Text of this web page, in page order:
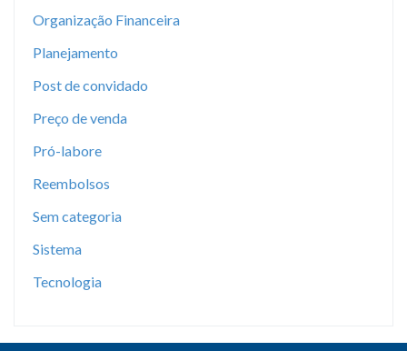
Organização Financeira
Planejamento
Post de convidado
Preço de venda
Pró-labore
Reembolsos
Sem categoria
Sistema
Tecnologia